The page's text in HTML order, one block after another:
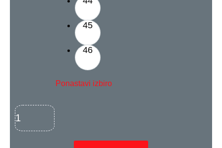
45
46
Ponastavi izbiro